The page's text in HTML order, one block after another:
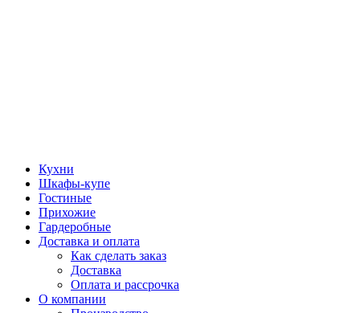
Кухни
Шкафы-купе
Гостиные
Прихожие
Гардеробные
Доставка и оплата
Как сделать заказ
Доставка
Оплата и рассрочка
О компании